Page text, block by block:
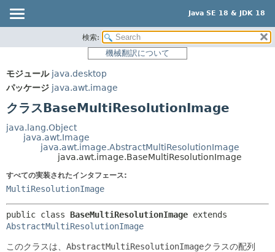
Java SE 18 & JDK 18
パッケージ
使用
ツリー
プレビュー
新規
非推奨
索引
ヘルプ
サマリー:
ネスト済
メソッド
フィールド
検索:
機械翻訳について
モジュール java.desktop
パッケージ java.awt.image
クラスBaseMultiResolutionImage
java.lang.Object
java.awt.Image
java.awt.image.AbstractMultiResolutionImage
java.awt.image.BaseMultiResolutionImage
すべての実装されたインタフェース:
MultiResolutionImage
public class BaseMultiResolutionImage
AbstractMultiResolutionImage
このクラスは、 AbstractMultiResolutionImageクラスの配列